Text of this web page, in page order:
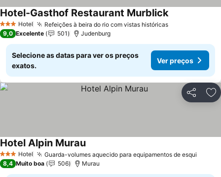
3 EstrelasHotel Refeições à beira do rio com vistas históricas
Hotel-Gasthof Restaurant Murblick
9,0 Excelente 501 Judenburg
Selecione as datas para ver os preços
exatos.
Ver preços
Partilhar
3 EstrelasHotel Guarda-volumes aquecido para equipamentos de esqui
Hotel Alpin Murau
8,4 Muito boa 506 Murau